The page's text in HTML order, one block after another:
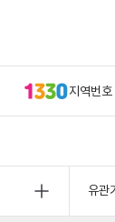
지역번호
유관